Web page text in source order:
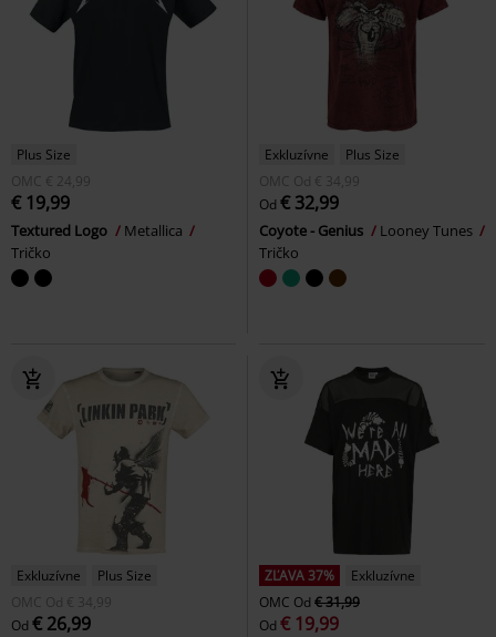
Plus Size
OMC € 24,99
€ 19,99
Textured Logo
Metallica
Tričko
Exkluzívne
Plus Size
OMC Od € 34,99
Od € 32,99
Coyote - Genius
Looney Tunes
Tričko
Exkluzívne
Plus Size
OMC Od € 34,99
Od € 26,99
ZĽAVA 37%
Exkluzívne
OMC Od € 31,99
Od € 19,99